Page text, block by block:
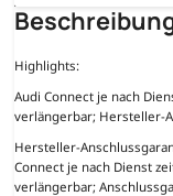
Highlights:
Audi Connect je nach
verlängerbar; Hersteller-
Hersteller-
Connect je nach Dienst
verlängerbar;